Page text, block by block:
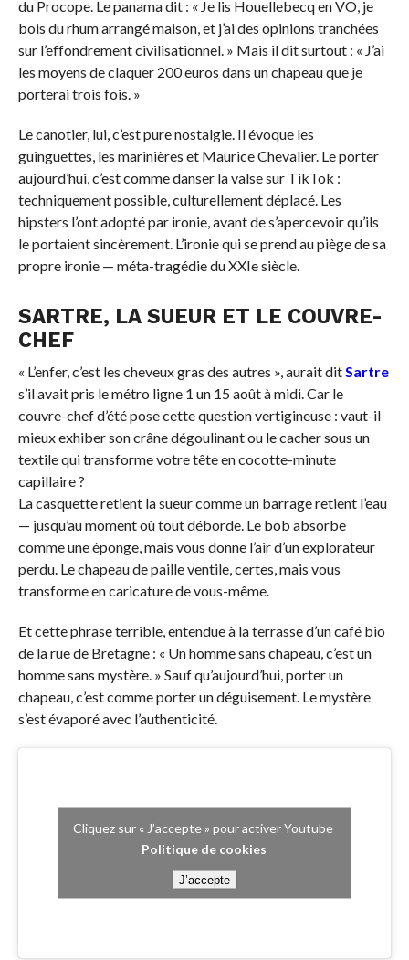
du Procope. Le panama dit : « Je lis Houellebecq en VO, je
bois du rhum arrangé maison, et j’ai des opinions tranchées
sur l’effondrement civilisationnel. » Mais il dit surtout : « J’ai
les moyens de claquer 200 euros dans un chapeau que je
porterai trois fois. »
Le canotier, lui, c’est pure nostalgie. Il évoque les
guinguettes, les marinières et Maurice Chevalier. Le porter
aujourd’hui, c’est comme danser la valse sur TikTok :
techniquement possible, culturellement déplacé. Les
hipsters l’ont adopté par ironie, avant de s’apercevoir qu’ils
le portaient sincèrement. L’ironie qui se prend au piège de sa
propre ironie — méta-tragédie du XXIe siècle.
SARTRE, LA SUEUR ET LE COUVRE-
CHEF
« L’enfer, c’est les cheveux gras des autres », aurait ditSartre
s’il avait pris le métro ligne 1 un 15 août à midi. Car le
couvre-chef d’été pose cette question vertigineuse : vaut-il
mieux exhiber son crâne dégoulinant ou le cacher sous un
textile qui transforme votre tête en cocotte-minute
capillaire ?
La casquette retient la sueur comme un barrage retient l’eau
— jusqu’au moment où tout déborde. Le bob absorbe
comme une éponge, mais vous donne l’air d’un explorateur
perdu. Le chapeau de paille ventile, certes, mais vous
transforme en caricature de vous-même.
Et cette phrase terrible, entendue à la terrasse d’un café bio
de la rue de Bretagne : « Un homme sans chapeau, c’est un
homme sans mystère. » Sauf qu’aujourd’hui, porter un
chapeau, c’est comme porter un déguisement. Le mystère
s’est évaporé avec l’authenticité.
Cliquez sur « J’accepte » pour activer Youtube
Politique de cookies
J’accepte